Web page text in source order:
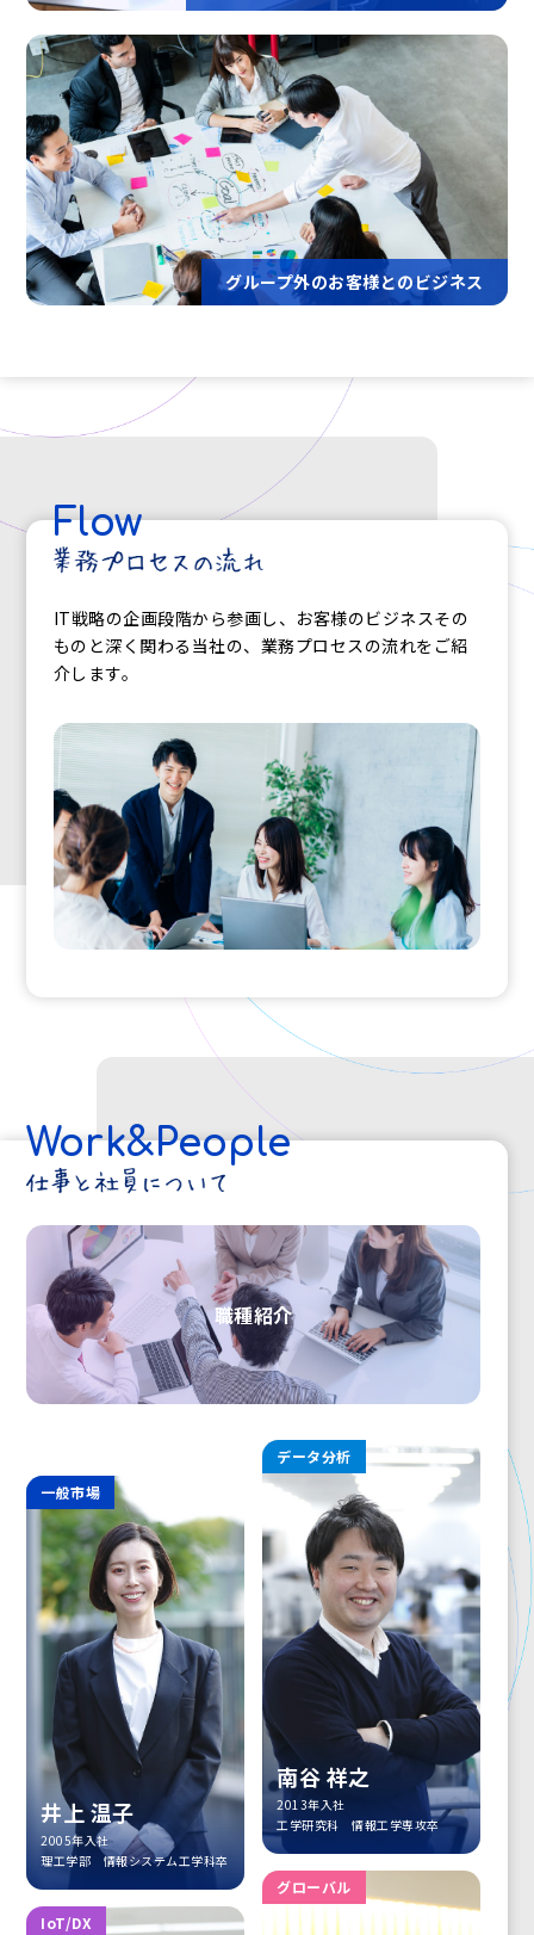
グループ外のお客様とのビジネス
Flow
IT戦略の企画段階から参画し、お客様のビジネスその
ものと深く関わる当社の、業務プロセスの流れをご紹
介します。
Work&People
職種紹介
一般市場
井上 温子
2005年入社
理工学部 情報システム工学科卒
データ分析
南谷 祥之
2013年入社
工学研究科 情報工学専攻卒
IoT/DX
グローバル